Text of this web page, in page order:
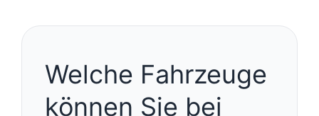
Welche Fahrzeuge
können Sie bei